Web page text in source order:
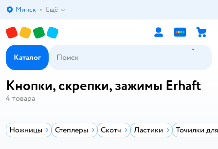
Выбор адреса доставки.
Минск Ещё
Каталог
Кнопки, скрепки, зажимы Erhaft
4 товара
Ножницы Степлеры Скотч Ластики Точилки